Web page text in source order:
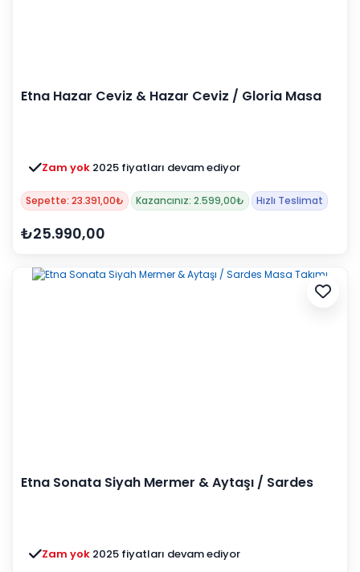
Etna Hazar Ceviz & Hazar Ceviz / Gloria Masa
Zam yok 2025 fiyatları devam ediyor
Sepette: 23.391,00₺ Kazancınız: 2.599,00₺ Hızlı Teslimat
₺25.990,00
Etna Sonata Siyah Mermer & Aytaşı / Sardes
Zam yok 2025 fiyatları devam ediyor